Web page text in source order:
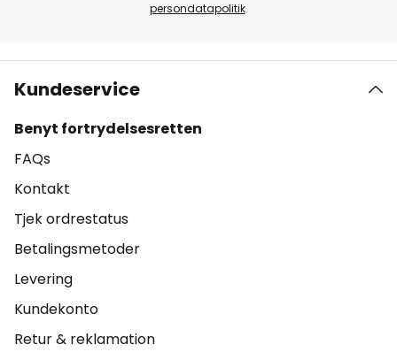
persondatapolitik.
Kundeservice
Benyt fortrydelsesretten
FAQs
Kontakt
Tjek ordrestatus
Betalingsmetoder
Levering
Kundekonto
Retur & reklamation